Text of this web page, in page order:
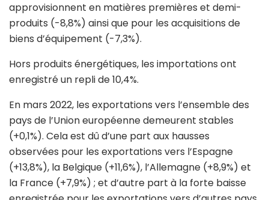
approvisionnent en matières premières et demi-
produits (-8,8%) ainsi que pour les acquisitions de
biens d’équipement (-7,3%).
Hors produits énergétiques, les importations ont
enregistré un repli de 10,4%.
En mars 2022, les exportations vers l’ensemble des
pays de l’Union européenne demeurent stables
(+0,1%). Cela est dû d’une part aux hausses
observées pour les exportations vers l’Espagne
(+13,8%), la Belgique (+11,6%), l’Allemagne (+8,9%) et
la France (+7,9%) ; et d’autre part à la forte baisse